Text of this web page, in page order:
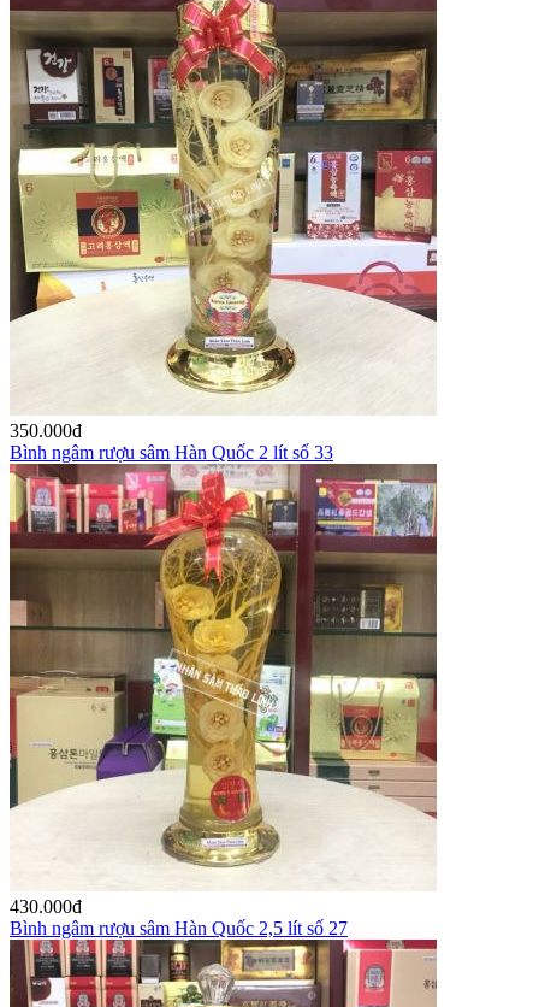
350.000đ
Bình ngâm rượu sâm Hàn Quốc 2 lít số 33
430.000đ
Bình ngâm rượu sâm Hàn Quốc 2,5 lít số 27